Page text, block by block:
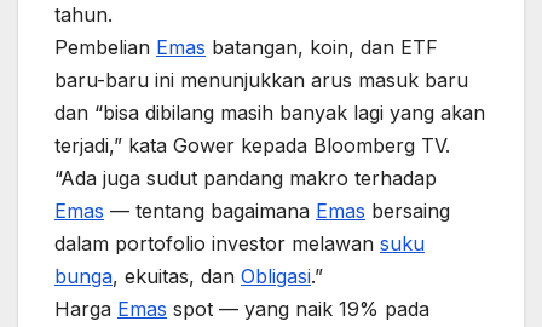
tahun.
Pembelian Emas batangan, koin, dan ETF
baru-baru ini menunjukkan arus masuk baru
dan “bisa dibilang masih banyak lagi yang akan
terjadi,” kata Gower kepada Bloomberg TV.
“Ada juga sudut pandang makro terhadap
Emas — tentang bagaimana Emas bersaing
dalam portofolio investor melawan suku
bunga, ekuitas, dan Obligasi.”
Harga Emas spot — yang naik 19% pada